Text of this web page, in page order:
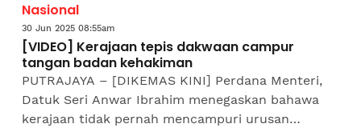
Nasional
30 Jun 2025 08:55am
[VIDEO] Kerajaan tepis dakwaan campur
tangan badan kehakiman
PUTRAJAYA – [DIKEMAS KINI] Perdana Menteri,
Datuk Seri Anwar Ibrahim menegaskan bahawa
kerajaan tidak pernah mencampuri urusan